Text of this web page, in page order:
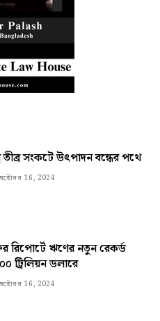
তীব্র সংকটে উৎপাদন বন্ধের পথে
16, 2024
ঋণের নতুন রেকর্ড
ট্রিলিয়ন ডলারে
16, 2024